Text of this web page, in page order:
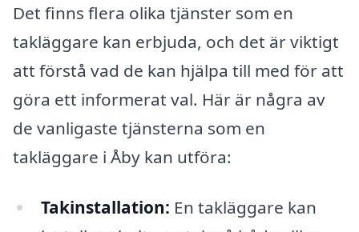
Det finns flera olika tjänster som en
takläggare kan erbjuda, och det är viktigt
att förstå vad de kan hjälpa till med för att
göra ett informerat val. Här är några av
de vanligaste tjänsterna som en
takläggare i Åby kan utföra:
Takinstallation: En takläggare kan